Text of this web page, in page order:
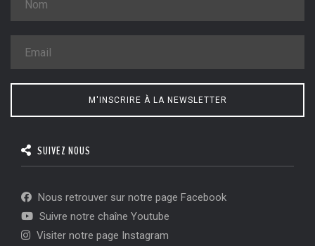
M'INSCRIRE À LA NEWSLETTER
SUIVEZ NOUS
Nous retrouver sur notre page Facebook
Suivre notre chaîne Youtube
Visiter notre page Instagram